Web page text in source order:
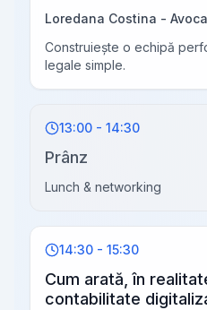
Loredana Costina -
Construiește o echipă
legale simple.
13:00 - 14:30
Prânz
Lunch & networking
14:30 - 15:30
Cum arată, în
contabilitate